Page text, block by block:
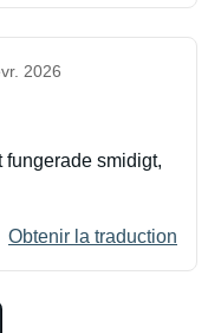
2026
fungerade smidigt,
Obtenir la traduction